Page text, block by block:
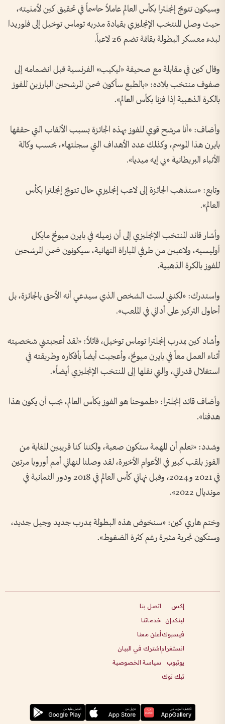
وسيكون تتويج إنجلترا بكأس العالم عاملاً حاسماً في تحقيق كين لأمنيته،
حيث وصل المنتخب الإنجليزي بقيادة مدربه توماس توخيل إلى فلوريدا
لبدء معسكر البطولة بقائمة تضم 26 لاعباً.
وقال كين في مقابلة مع صحيفة «ليكيب» الفرنسية قبل انضمامه إلى
صفوف منتخب بلاده: «بالطبع سأكون ضمن المرشحين البارزين للفوز
بالكرة الذهبية إذا فزنا بكأس العالم».
وأضاف: «أنا مرشح قوي للفوز بهذه الجائزة بسبب الألقاب التي حققها
بايرن هذا الموسم، وكذلك عدد الأهداف التي سجلتها»، بحسب وكالة
الأنباء البريطانية «بي إيه ميديا».
وتابع: «ستذهب الجائزة إلى لاعب إنجليزي حال تتويج إنجلترا بكأس
العالم».
وأشار قائد المنتخب الإنجليزي إلى أن زميله في بايرن ميونخ مايكل
أوليسيه، ولاعبين من طرفي المباراة النهائية، سيكونون ضمن المرشحين
للفوز بالكرة الذهبية.
واستدرك: «لكنني لست الشخص الذي سيدعي أنه الأحق بالجائزة، بل
أحاول التركيز على أدائي في الملعب».
وأشاد كين بمدرب إنجلترا توماس توخيل، قائلاً: «لقد أعجبتني شخصيته
أثناء العمل معاً في بايرن ميونخ، وأعجبت أيضاً بأفكاره وطريقته في
استغلال قدراتي، والتي نقلها إلى المنتخب الإنجليزي أيضاً».
وأضاف قائد إنجلترا: «طموحنا هو الفوز بكأس العالم، يجب أن يكون هذا
هدفنا».
وشدد: «نعلم أن المهمة ستكون صعبة، ولكننا كنا قريبين للغاية من
الفوز بلقب كبير في الأعوام الأخيرة، لقد وصلنا لنهائي أمم أوروبا مرتين
في 2021 و2024، وقبل نهائي كأس العالم في 2018 ودور الثمانية في
مونديال 2022».
وختم هاري كين: «سنخوض هذه البطولة بمدرب جديد وجيل جديد،
وستكون تجربة مثيرة رغم كثرة الضغوط».
إكس
لينكدإن
فيسبوك
انستغرام
يوتيوب
تيك توك
اتصل بنا
خدماتنا
أعلن معنا
اشترك في البيان
سياسة الخصوصية